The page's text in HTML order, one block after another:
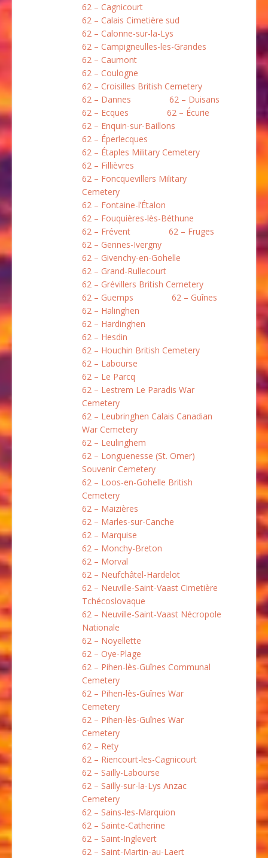
62 – Cagnicourt
62 – Calais Cimetière sud
62 – Calonne-sur-la-Lys
62 – Campigneulles-les-Grandes
62 – Caumont
62 – Coulogne
62 – Croisilles British Cemetery
62 – Dannes
62 – Duisans
62 – Ecques
62 – Écurie
62 – Enquin-sur-Baillons
62 – Éperlecques
62 – Étaples Military Cemetery
62 – Fillièvres
62 – Foncquevillers Military
Cemetery
62 – Fontaine-l’Étalon
62 – Fouquières-lès-Béthune
62 – Frévent
62 – Fruges
62 – Gennes-Ivergny
62 – Givenchy-en-Gohelle
62 – Grand-Rullecourt
62 – Grévillers British Cemetery
62 – Guemps
62 – Guînes
62 – Halinghen
62 – Hardinghen
62 – Hesdin
62 – Houchin British Cemetery
62 – Labourse
62 – Le Parcq
62 – Lestrem Le Paradis War
Cemetery
62 – Leubringhen Calais Canadian
War Cemetery
62 – Leulinghem
62 – Longuenesse (St. Omer)
Souvenir Cemetery
62 – Loos-en-Gohelle British
Cemetery
62 – Maizières
62 – Marles-sur-Canche
62 – Marquise
62 – Monchy-Breton
62 – Morval
62 – Neufchâtel-Hardelot
62 – Neuville-Saint-Vaast Cimetière
Tchécoslovaque
62 – Neuville-Saint-Vaast Nécropole
Nationale
62 – Noyellette
62 – Oye-Plage
62 – Pihen-lès-Guînes Communal
Cemetery
62 – Pihen-lès-Guînes War
Cemetery
62 – Pihen-lès-Guînes War
Cemetery
62 – Rety
62 – Riencourt-les-Cagnicourt
62 – Sailly-Labourse
62 – Sailly-sur-la-Lys Anzac
Cemetery
62 – Sains-les-Marquion
62 – Sainte-Catherine
62 – Saint-Inglevert
62 – Saint-Martin-au-Laert